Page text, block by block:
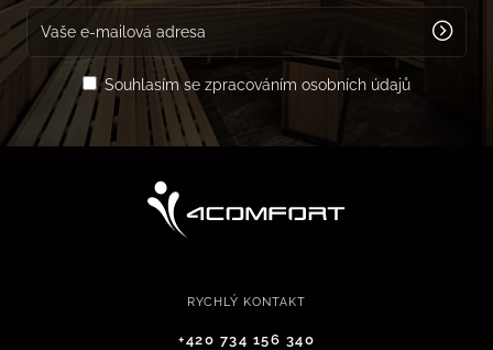
Souhlasím se zpracováním osobních údajů
RYCHLÝ KONTAKT
+420 734 156 340